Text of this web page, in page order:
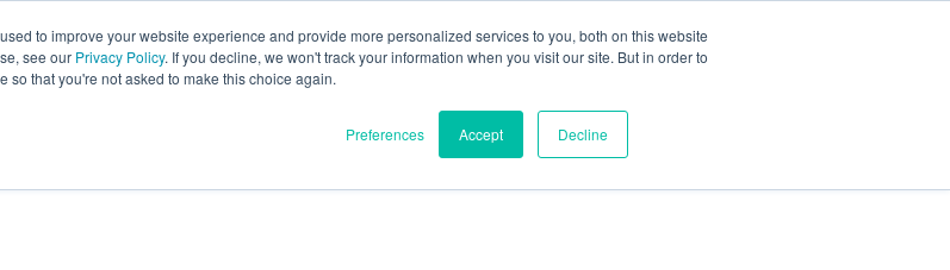
to improve your website experience and provide more personalized services to you, both on this website
see our Privacy Policy. If you decline, we won't track your information when you visit our site. But in order to
that you're not asked to make this choice again.
Preferences Accept Decline